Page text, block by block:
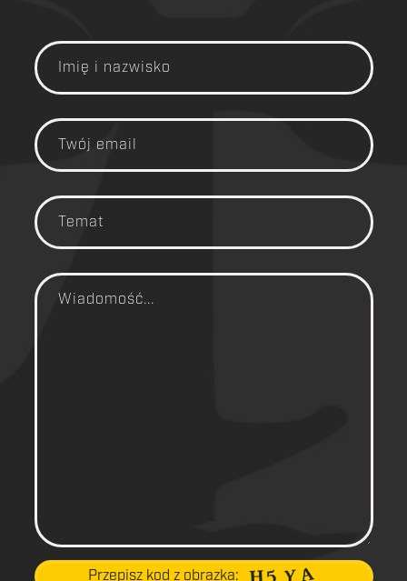
Przepisz kod z obrazka: